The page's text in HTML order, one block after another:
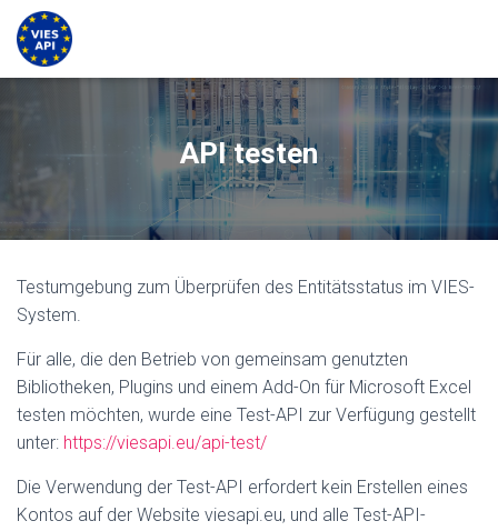
API testen
Testumgebung zum Überprüfen des Entitätsstatus im VIES-
System.
Für alle, die den Betrieb von gemeinsam genutzten
Bibliotheken, Plugins und einem Add-On für Microsoft Excel
testen möchten, wurde eine Test-API zur Verfügung gestellt
unter: https://viesapi.eu/api-test/
Die Verwendung der Test-API erfordert kein Erstellen eines
Kontos auf der Website viesapi.eu, und alle Test-API-